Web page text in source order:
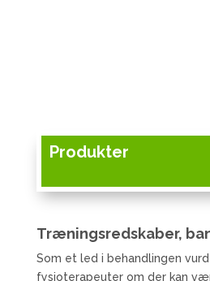
Produkter
Træningsredskaber,
Som et led i behandlingen
fysioterapeuter om der kan